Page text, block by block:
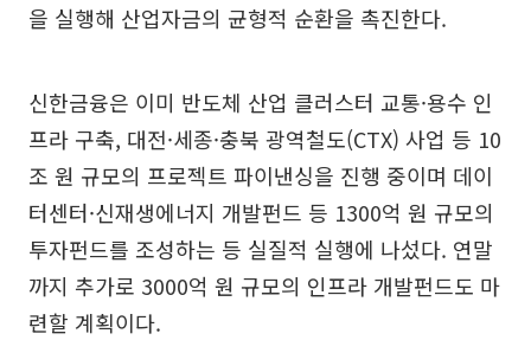
을 실행해 산업자금의 균형적 순환을 촉진한다.
신한금융은 이미 반도체 산업 클러스터 교통·용수 인
프라 구축, 대전·세종·충북 광역철도(CTX) 사업 등 10
조 원 규모의 프로젝트 파이낸싱을 진행 중이며 데이
터센터·신재생에너지 개발펀드 등 1300억 원 규모의
투자펀드를 조성하는 등 실질적 실행에 나섰다. 연말
까지 추가로 3000억 원 규모의 인프라 개발펀드도 마
련할 계획이다.